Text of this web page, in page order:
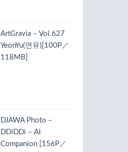
ArtGravia – Vol.627
YeonYu(연유)[100P／
118MB]
DJAWA Photo –
DDiDDi – AI
Companion [156P／